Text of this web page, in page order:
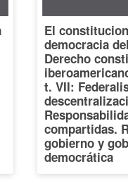
El
democracia
Derecho
t. VII:
compartidas.
gobierno y
democrática